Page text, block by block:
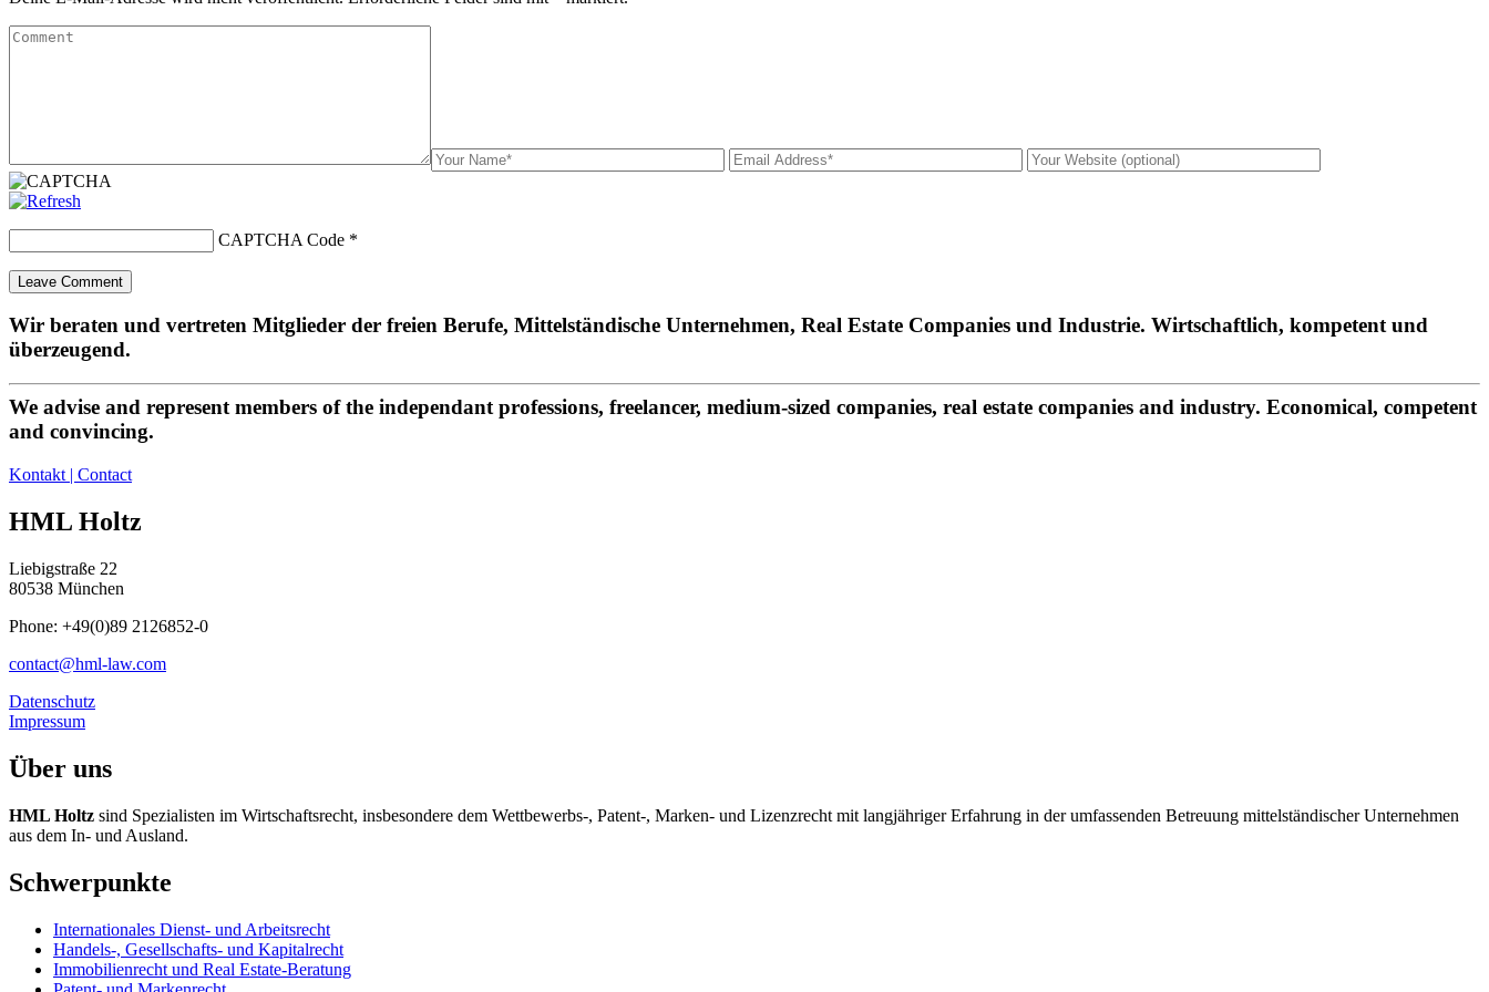
CAPTCHA Code *
Wir beraten und vertreten Mitglieder der freien Berufe, Mittelständische Unternehmen, Real Estate Companies und Industrie. Wirtschaftlich, kompetent und
überzeugend.
We advise and represent members of the independant professions, freelancer, medium-sized companies, real estate companies and industry. Economical, competent
and convincing.
Kontakt | Contact
HML Holtz
Liebigstraße 22
80538 München
Phone: +49(0)89 2126852-0
contact@hml-law.com
Datenschutz
Impressum
Über uns
HML Holtz sind Spezialisten im Wirtschaftsrecht, insbesondere dem Wettbewerbs-, Patent-, Marken- und Lizenzrecht mit langjähriger Erfahrung in der umfassenden Betreuung mittelständischer Unternehmen
aus dem In- und Ausland.
Schwerpunkte
Internationales Dienst- und Arbeitsrecht
Handels-, Gesellschafts- und Kapitalrecht
Immobilienrecht und Real Estate-Beratung